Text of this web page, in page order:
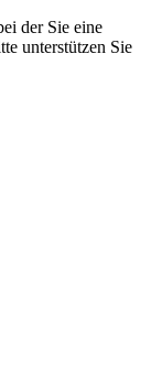
der Sie eine
unterstützen Sie